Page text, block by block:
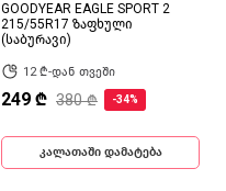
GOODYEAR EAGLE SPORT 2
215/55R17 ზაფხული
(საბურავი)
12 ₾-დან თვეში
249 ₾ 380 ₾ -34%
კალათაში დამატება